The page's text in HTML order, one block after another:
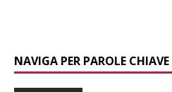
NAVIGA PER PAROLE CHIAVE